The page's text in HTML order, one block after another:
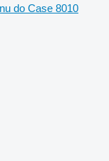
do Case 8010